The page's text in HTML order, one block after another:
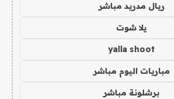
ريال مدريد مباشر
يلا شوت
yalla shoot
مباريات اليوم مباشر
برشلونة مباشر